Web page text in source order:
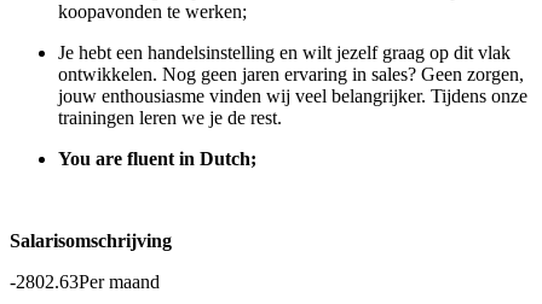
koopavonden te werken;
Je hebt een handelsinstelling en wilt jezelf graag op dit vlak
ontwikkelen. Nog geen jaren ervaring in sales? Geen zorgen,
jouw enthousiasme vinden wij veel belangrijker. Tijdens onze
trainingen leren we je de rest.
You are fluent in Dutch;
Salarisomschrijving
-2802.63Per maand